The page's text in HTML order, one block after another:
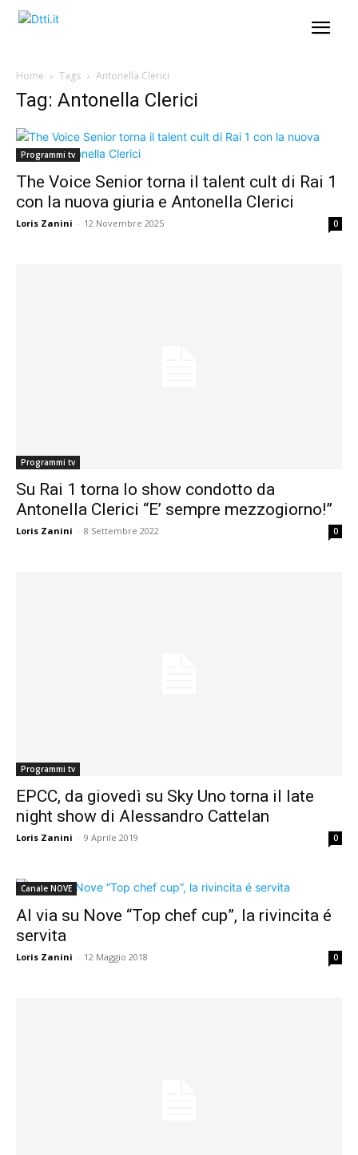
Home Tags Antonella Clerici
Tag: Antonella Clerici
Programmi tv
The Voice Senior torna il talent cult di Rai 1
con la nuova giuria e Antonella Clerici
Loris Zanini - 12 Novembre 2025 0
Programmi tv
Su Rai 1 torna lo show condotto da
Antonella Clerici “E’ sempre mezzogiorno!”
Loris Zanini - 8 Settembre 2022 0
Programmi tv
EPCC, da giovedì su Sky Uno torna il late
night show di Alessandro Cattelan
Loris Zanini - 9 Aprile 2019 0
Canale NOVE
Al via su Nove “Top chef cup”, la rivincita é
servita
Loris Zanini - 12 Maggio 2018 0